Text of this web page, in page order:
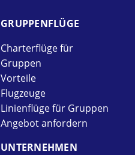
GRUPPEN­FLÜGE
Charterflüge für
Gruppen
Vorteile
Flugzeuge
Linienflüge für Gruppen
Angebot anfordern
UNTER­NEHMEN